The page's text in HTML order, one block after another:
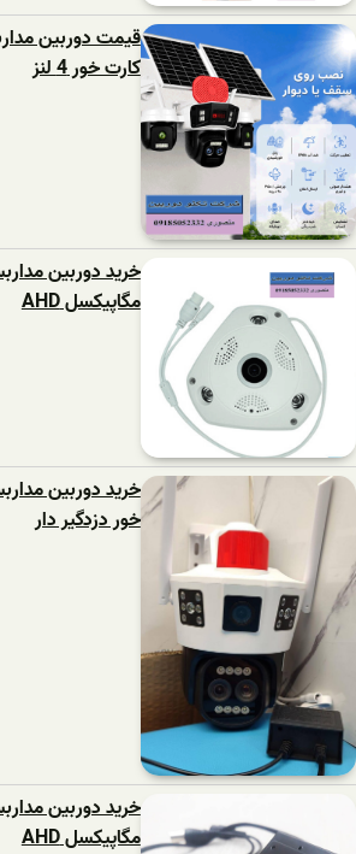
قیمت دوربین
کارت خور 4 لنز
مگاپیکسل AHD
خرید دوربین
خور دزدگیر دار
مگاپیکسل AHD